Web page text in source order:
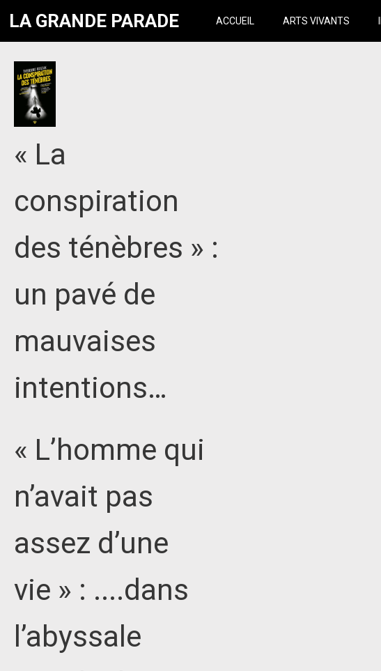
LA GRANDE PARADE ACCUEIL ARTS VIVANTS
« La
conspiration
des ténèbres » :
un pavé de
mauvaises
intentions…
« L’homme qui
n’avait pas
assez d’une
vie » : ....dans
l’abyssale